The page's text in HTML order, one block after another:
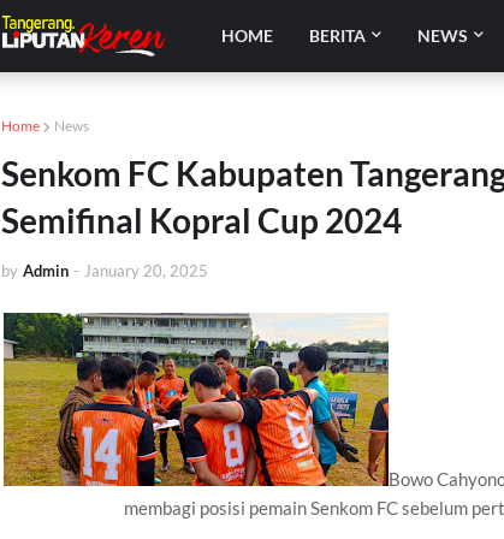
HOME BERITA NEWS
Home News
Senkom FC Kabupaten
Semifinal Kopral Cup 2024
by Admin - January 20, 2025
Bowo
membagi posisi pemain Senkom FC sebelum